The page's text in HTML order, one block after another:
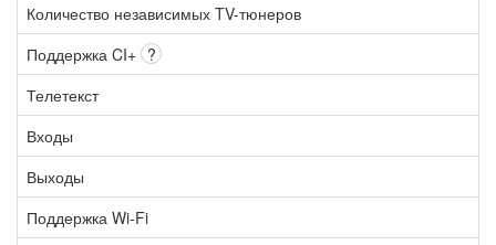
Количество независимых TV-тюнеров
Поддержка CI+ ?
Телетекст
Входы
Выходы
Поддержка Wi-Fi